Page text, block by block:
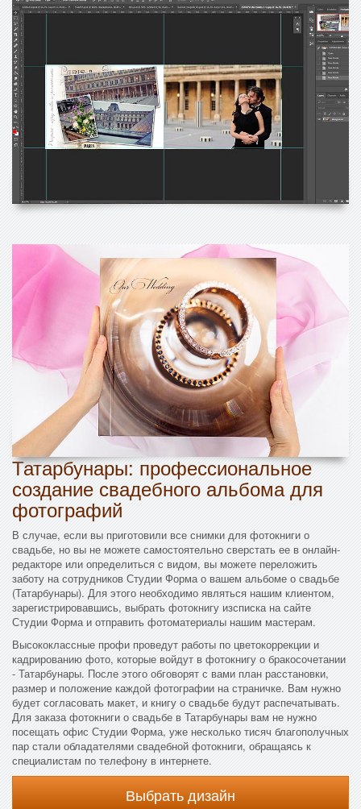
Татарбунары: профессиональное
создание свадебного альбома для
фотографий
В случае, если вы приготовили все снимки для фотокниги о
свадьбе, но вы не можете самостоятельно сверстать ее в онлайн-
редакторе или определиться с видом, вы можете переложить
заботу на сотрудников Студии Форма о вашем альбоме о свадьбе
(Татарбунары). Для этого необходимо являться нашим клиентом,
зарегистрировавшись, выбрать фотокнигу изсписка на сайте
Студии Форма и отправить фотоматериалы нашим мастерам.
Высококлассные профи проведут работы по цветокоррекции и
кадрированию фото, которые войдут в фотокнигу о бракосочетании
- Татарбунары. После этого обговорят с вами план расстановки,
размер и положение каждой фотографии на страничке. Вам нужно
будет согласовать макет, и книгу о свадьбе будут распечатывать.
Для заказа фотокниги о свадьбе в Татарбунары вам не нужно
посещать офис Студии Форма, уже несколько тисяч благополучных
пар стали обладателями свадебной фотокниги, обращаясь к
специалистам по телефону в интернете.
Выбрать дизайн